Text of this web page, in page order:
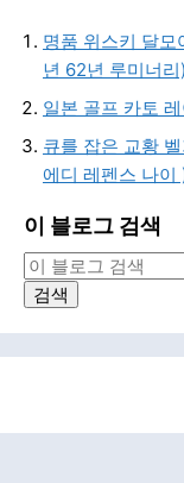
명품 위스키 달
년 62년 루미너리)
일본 골프 카토
큐를 잡은 교황
에디 레펜스 나이
이 블로그 검색